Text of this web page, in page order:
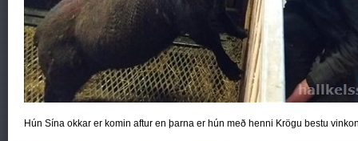
Hún Sína okkar er komin aftur en þarna er hún með henni Krögu bestu